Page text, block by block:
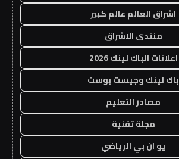
اشراق العالم عالم كبير
منتدى الاشراق
اعلانات الباك لينك 2026
باك لينك وجيست بوست
مصادر التعليم
مجلة تقنية
يو ان بي الرياضي